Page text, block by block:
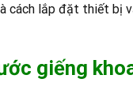
cách lắp đặt thiết bị
giếng